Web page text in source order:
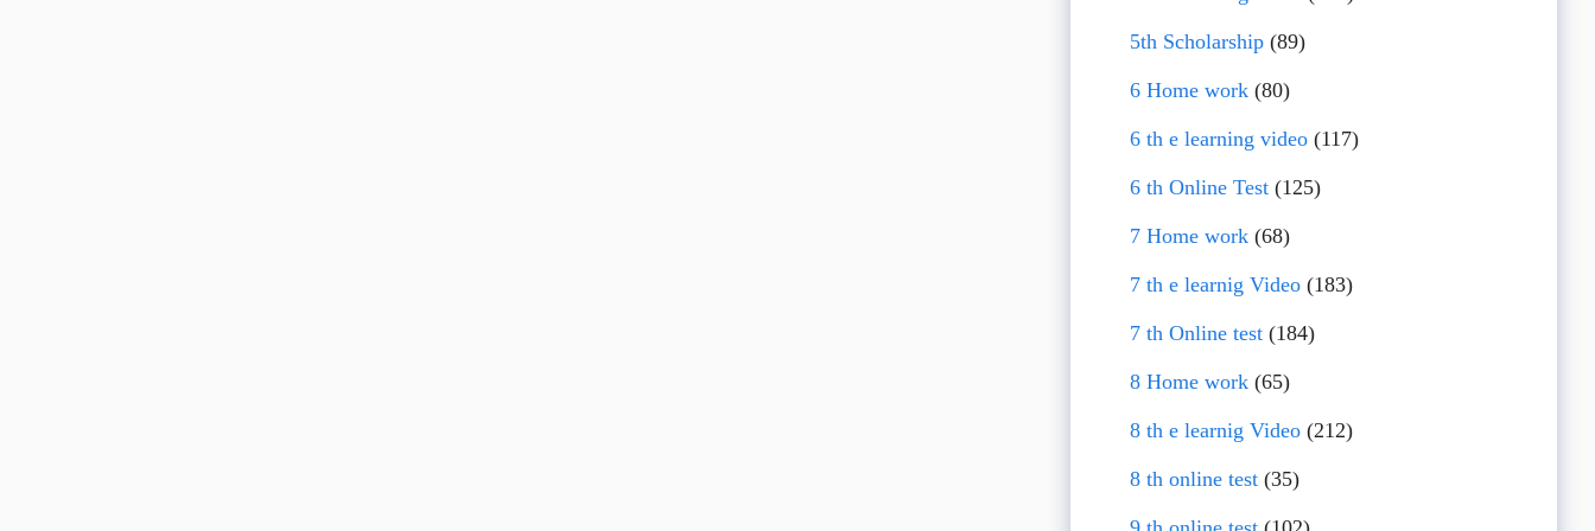
5th Scholarship(89)
6 Home work(80)
6 th e learning video(117)
6 th Online Test(125)
7 Home work(68)
7 th e learnig Video(183)
7 th Online test(184)
8 Home work(65)
8 th e learnig Video(212)
8 th online test(35)